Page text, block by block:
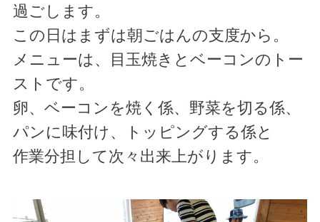
過ごします。
この日はまずは朝ごはんの支度から。
メニューは、目玉焼きとベーコンのトー
ストです。
卵、ベーコンを焼く係、野菜を切る係、
パンに味付け、トッピングする係と
作業分担して次々出来上がります。